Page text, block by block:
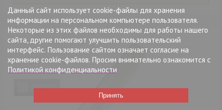
ФИЛЬТР
Данный сайт использует cookie-файлы для хранения
информации на персональном компьютере пользователя.
Некоторые из этих файлов необходимы для работы нашего
сайта, другие помогают улучшить пользовательский
интерфейс. Пользование сайтом означает согласие на
хранение cookie-файлов. Просим внимательно ознакомится с
Политикой конфиденциальности